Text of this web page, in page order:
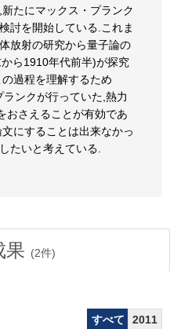
たにマックス・プランク
討を開始している.これま
放射の研究から量子論の
ら1910年代前半)が探究
過程を理解するため
ンクが行っていた,熱力
おさえることが有効であ
にすることは出来なかっ
たいと考えている.
果 (2件)
すべて
2011